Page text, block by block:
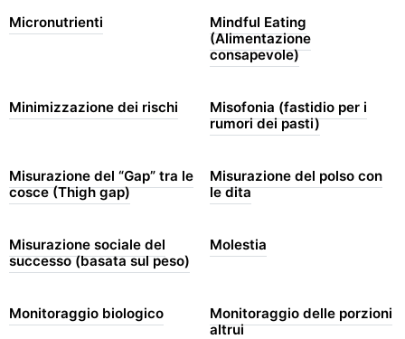
Micronutrienti
Mindful Eating
(Alimentazione
consapevole)
Minimizzazione dei rischi
Misofonia (fastidio per i
rumori dei pasti)
Misurazione del “Gap” tra le
cosce (Thigh gap)
Misurazione del polso con
le dita
Misurazione sociale del
successo (basata sul peso)
Molestia
Monitoraggio biologico
Monitoraggio delle porzioni
altrui